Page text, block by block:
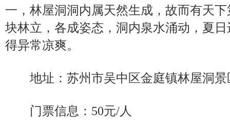
一，林屋洞洞内属天然生成，故而有天
块林立，各成姿态，洞内泉水涌动，夏
得异常凉爽。
地址：苏州市吴中区金庭镇林屋洞景
门票信息：50元/人